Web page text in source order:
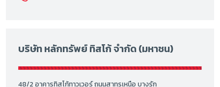
บริษัท หลักทรัพย์ ทิสโก้ จำกัด (มหาชน)
48/2 อาคารทิสโก้ทาวเวอร์ ถนนสาทรเหนือ บางรัก